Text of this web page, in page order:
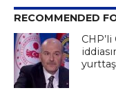
RECOMMENDED
CHP’li